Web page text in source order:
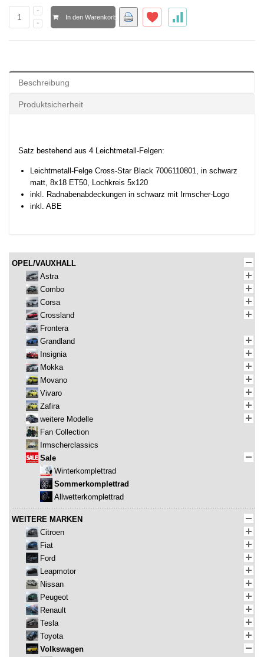
In den Warenkorb
Beschreibung
Produktsicherheit
Satz bestehend aus 4 Leichtmetall-Felgen:
Leichtmetall-Felge Cross-Star Black 7006110801, in schwarz
matt, 8x18 ET50, Lochkreis 5x120
inkl. Radnabenabdeckungen in schwarz mit Irmscher-Logo
inkl. ABE
OPEL/VAUXHALL
Astra
Combo
Corsa
Crossland
Frontera
Grandland
Insignia
Mokka
Movano
Vivaro
Zafira
weitere Modelle
Fan Collection
Irmscherclassics
Sale
Winterkomplettrad
Sommerkomplettrad
Allwetterkomplettrad
WEITERE MARKEN
Citroen
Fiat
Ford
Leapmotor
Nissan
Peugeot
Renault
Tesla
Toyota
Volkswagen